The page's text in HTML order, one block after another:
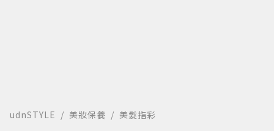
udnSTYLE 美妝保養 美髮指彩